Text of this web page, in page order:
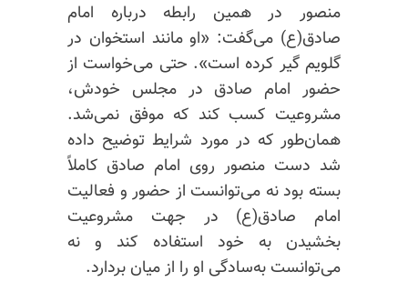
منصور در همین رابطه درباره امام
صادق(ع) می‌گفت: «او مانند استخوان در
گلویم گیر کرده است». حتی می‌خواست از
حضور امام صادق در مجلس خودش،
مشروعیت کسب کند که موفق نمی‌شد.
همان‌طور که در مورد شرایط توضیح داده
شد دست منصور روی امام صادق کاملاً
بسته بود نه می‌توانست از حضور و فعالیت
امام صادق(ع) در جهت مشروعیت
بخشیدن به خود استفاده کند و نه
می‌توانست به‌سادگی او را از میان بردارد.